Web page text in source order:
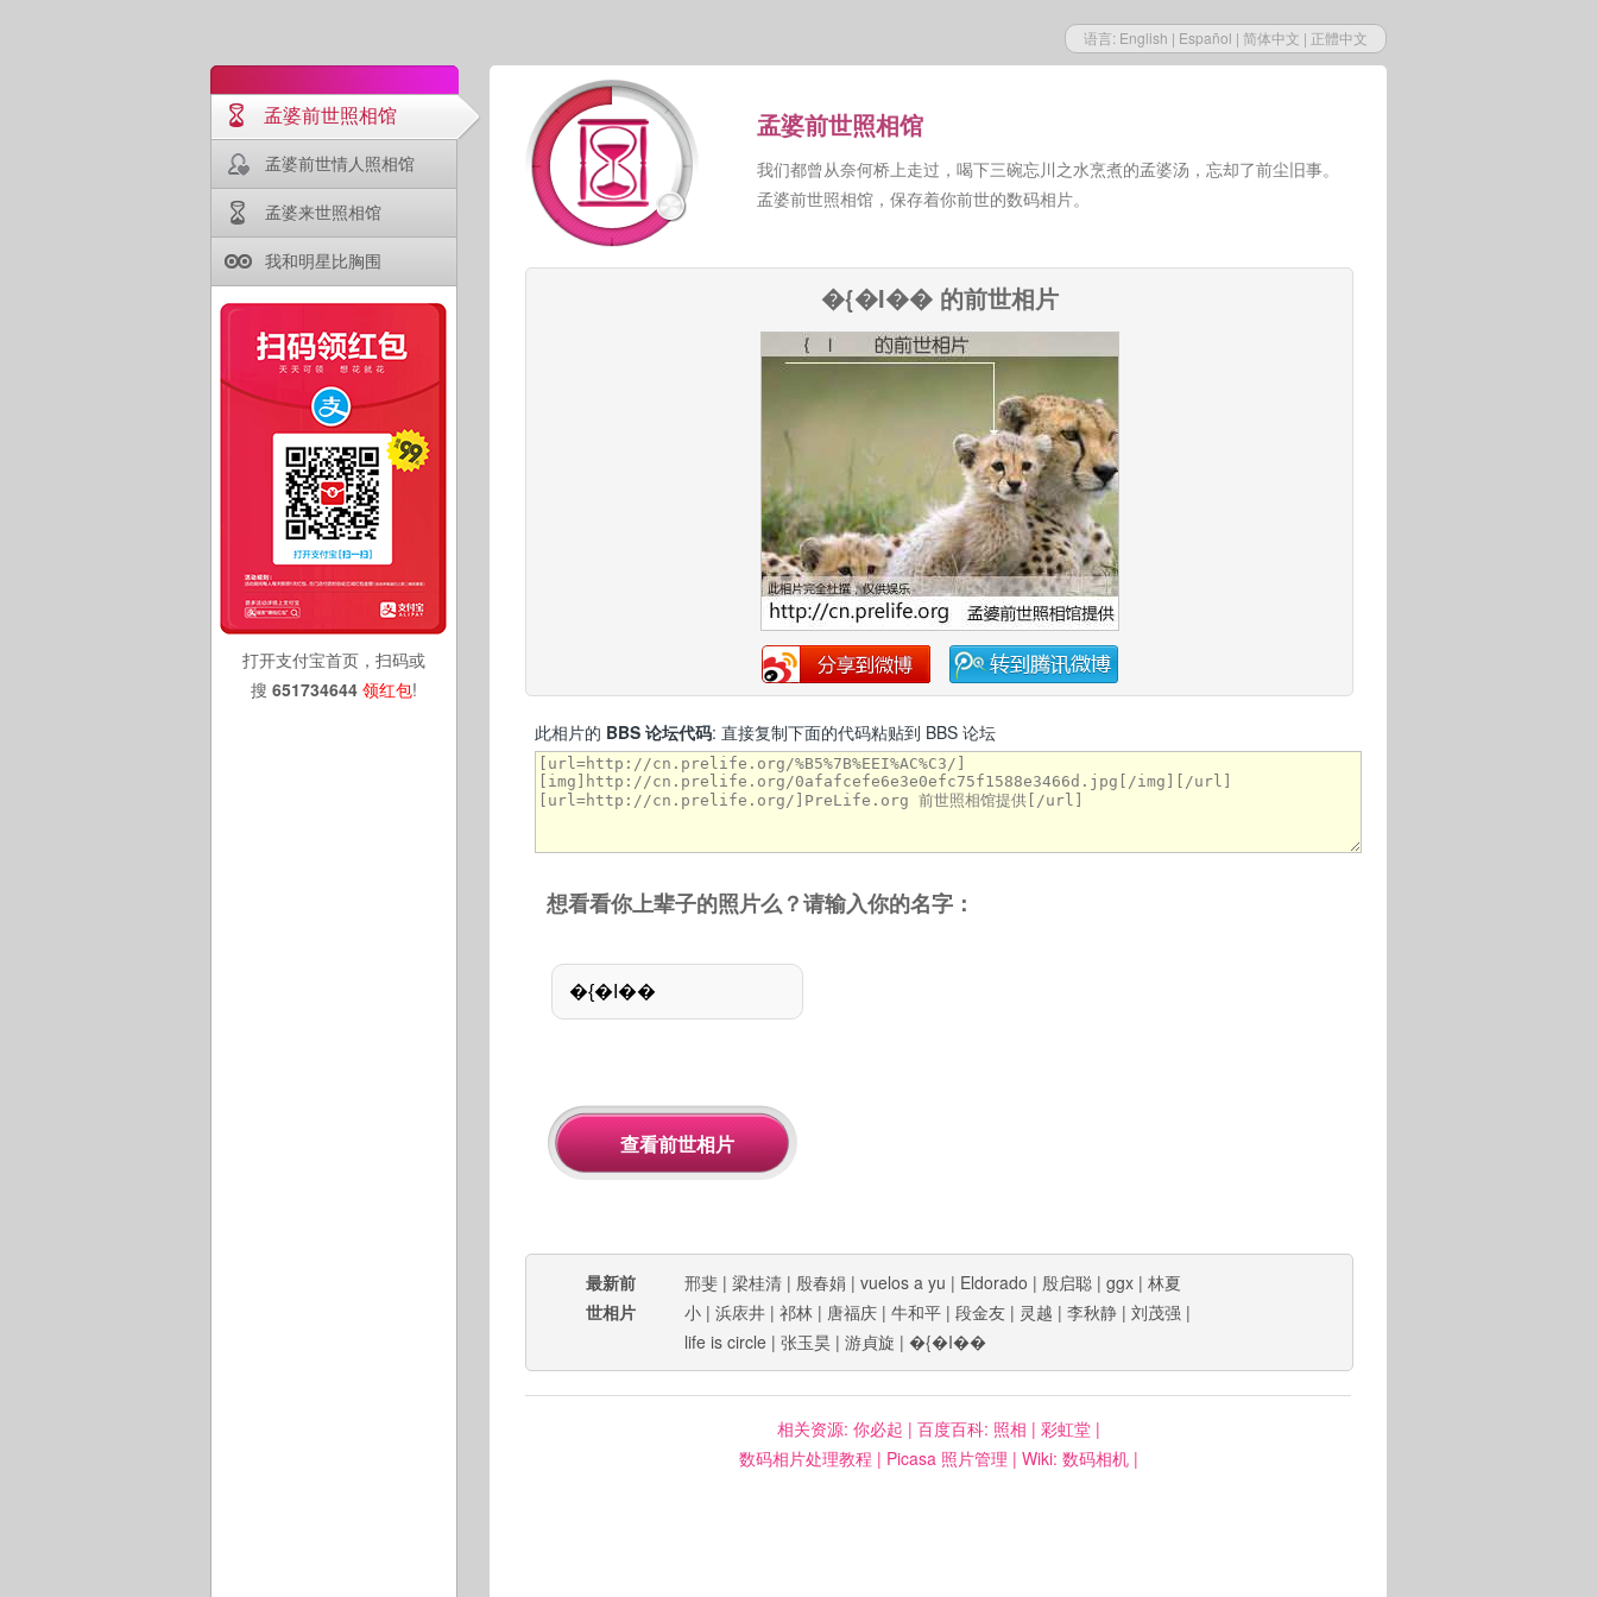
语言: English | Español | 简体中文 | 正體中文
孟婆前世照相馆
孟婆前世情人照相馆
孟婆来世照相馆
我和明星比胸围
打开支付宝首页，扫码或
搜 651734644 领红包!
孟婆前世照相馆
我们都曾从奈何桥上走过，喝下三碗忘川之水烹煮的孟婆汤，忘却了前尘旧事。
孟婆前世照相馆，保存着你前世的数码相片。
�{�I�� 的前世相片
此相片的 BBS 论坛代码: 直接复制下面的代码粘贴到 BBS 论坛
想看看你上辈子的照片么？请输入你的名字：
最新前
世相片
邢斐 | 梁桂清 | 殷春娟 | vuelos a yu | Eldorado | 殷启聪 | ggx | 林夏
小 | 浜庡井 | 祁林 | 唐福庆 | 牛和平 | 段金友 | 灵越 | 李秋静 | 刘茂强 |
life is circle | 张玉昊 | 游貞旋 | �{�I��
相关资源: 你必起 | 百度百科: 照相 | 彩虹堂|
数码相片处理教程 | Picasa 照片管理 | Wiki: 数码相机|